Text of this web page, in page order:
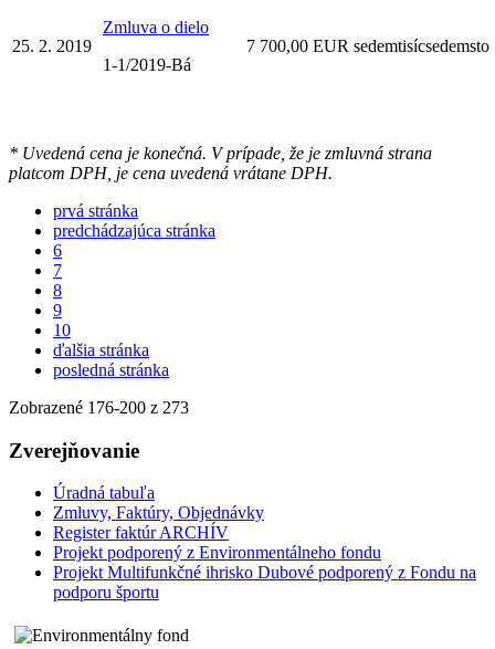
25. 2. 2019
Zmluva o dielo
1-1/2019-Bá
7 700,00 EUR sedemtisícsedemsto
* Uvedená cena je konečná. V prípade, že je zmluvná strana
platcom DPH, je cena uvedená vrátane DPH.
prvá stránka
predchádzajúca stránka
6
7
8
9
10
ďalšia stránka
posledná stránka
Zobrazené 176-200 z 273
Zverejňovanie
Úradná tabuľa
Zmluvy, Faktúry, Objednávky
Register faktúr ARCHÍV
Projekt podporený z Environmentálneho fondu
Projekt Multifunkčné ihrisko Dubové podporený z Fondu na
podporu športu